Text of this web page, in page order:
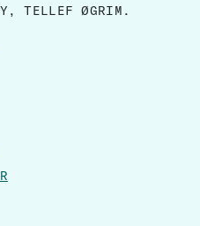
TELLEF ØGRIM.